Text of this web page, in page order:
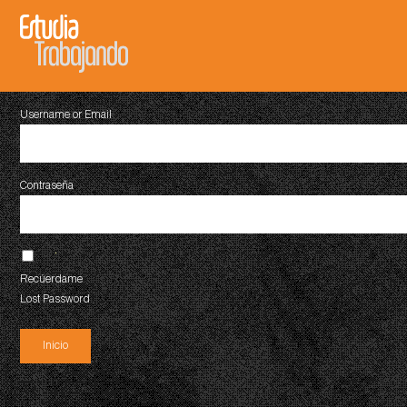
Username or Email
Contraseña
Recúerdame
Lost Password